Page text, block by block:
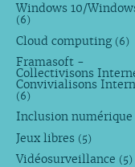
Windows 10/
(6)
Cloud computing (6)
Framasoft -
Collectivisons
Convivialisons
(6)
Inclusion numérique
Jeux libres (5)
Vidéosurveillance (5)